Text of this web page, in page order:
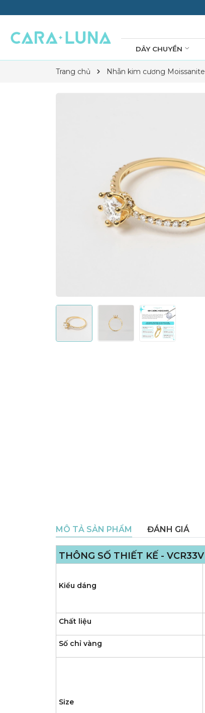
DÂY CHUYỀN
Trang chủ Nhẫn kim cương Moissanite
MÔ TẢ SẢN PHẨM ĐÁNH GIÁ
THÔNG SỐ THIẾT KẾ - VCR33V
Kiểu dáng
Chất liệu
Số chỉ vàng
Size